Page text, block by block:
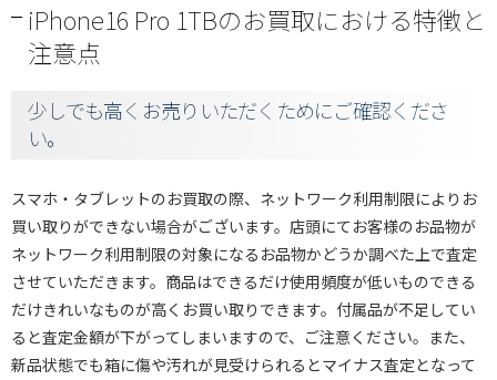
iPhone16 Pro 1TBのお買取における特徴と
注意点
少しでも高くお売りいただくためにご確認くださ
い。
スマホ・タブレットのお買取の際、ネットワーク利用制限によりお
買い取りができない場合がございます。店頭にてお客様のお品物が
ネットワーク利用制限の対象になるお品物かどうか調べた上で査定
させていただきます。商品はできるだけ使用頻度が低いものできる
だけきれいなものが高くお買い取りできます。付属品が不足してい
ると査定金額が下がってしまいますので、ご注意ください。また、
新品状態でも箱に傷や汚れが見受けられるとマイナス査定となって